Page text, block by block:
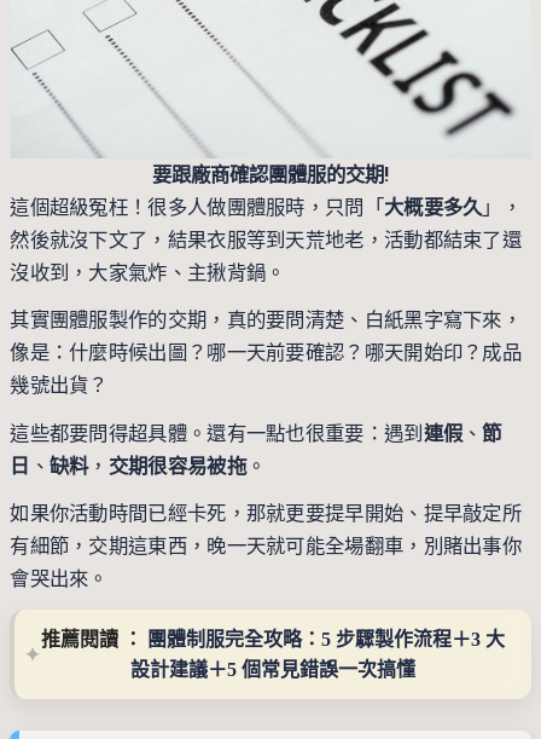
要跟廠商確認團體服的交期!
這個超級冤枉！很多人做團體服時，只問「大概要多久 」，
然後就沒下文了，結果衣服等到天荒地老，活動都結束了還
沒收到，大家氣炸、主揪背鍋。
其實團體服製作的交期，真的要問清楚、白紙黑字寫下來，
像是：什麼時候出圖？哪一天前要確認？哪天開始印？成品
幾號出貨？
這些都要問得超具體。還有一點也很重要：遇到 連假 、節
日 、 缺料， 交期很容易被拖。
如果你活動時間已經卡死，那就更要提早開始、提早敲定所
有細節，交期這東西，晚一天就可能全場翻車，別賭出事你
會哭出來。
推薦閱讀 ：
團體制服完全攻略：5 步驟製作流程＋3 大
設計建議＋5 個常見錯誤一次搞懂